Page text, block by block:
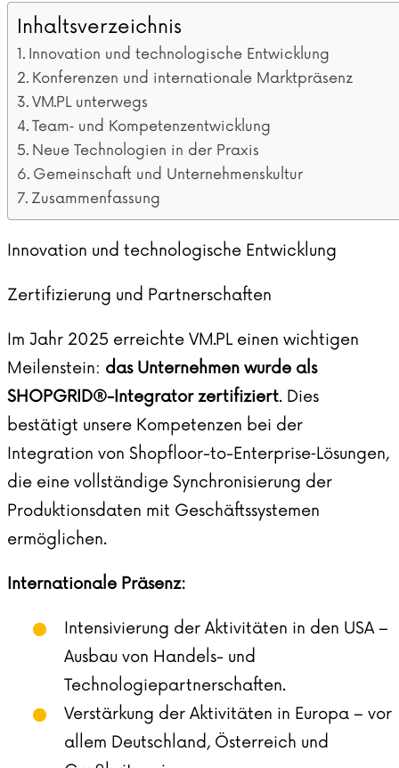
Inhaltsverzeichnis
Innovation und technologische Entwicklung
Konferenzen und internationale Marktpräsenz
VM.PL unterwegs
Team‑ und Kompetenzentwicklung
Neue Technologien in der Praxis
Gemeinschaft und Unternehmenskultur
Zusammenfassung
Innovation und technologische Entwicklung
Zertifizierung und Partnerschaften
Im Jahr 2025 erreichte VM.PL einen wichtigen
Meilenstein: das Unternehmen wurde als
SHOPGRID®-Integrator zertifiziert. Dies
bestätigt unsere Kompetenzen bei der
Integration von Shopfloor-to-Enterprise‑Lösungen,
die eine vollständige Synchronisierung der
Produktionsdaten mit Geschäftssystemen
ermöglichen.
Internationale Präsenz:
Intensivierung der Aktivitäten in den USA –
Ausbau von Handels- und
Technologiepartnerschaften.
Verstärkung der Aktivitäten in Europa – vor
allem Deutschland, Österreich und